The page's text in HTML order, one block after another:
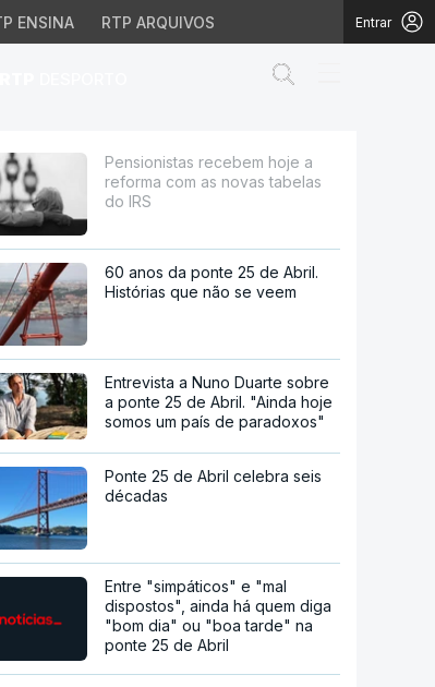
ENSINA RTP ARQUIVOS Entrar
tabelas do
Pensionistas recebem hoje a
reforma com as novas tabelas
do IRS
60 anos da ponte 25 de Abril.
Histórias que não se veem
Entrevista a Nuno Duarte sobre
a ponte 25 de Abril. "Ainda hoje
somos um país de paradoxos"
Ponte 25 de Abril celebra seis
décadas
Entre "simpáticos" e "mal
dispostos", ainda há quem diga
"bom dia" ou "boa tarde" na
ponte 25 de Abril